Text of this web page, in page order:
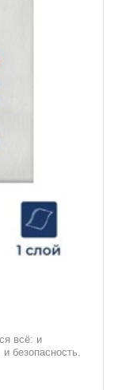
всё: и
и безопасность.